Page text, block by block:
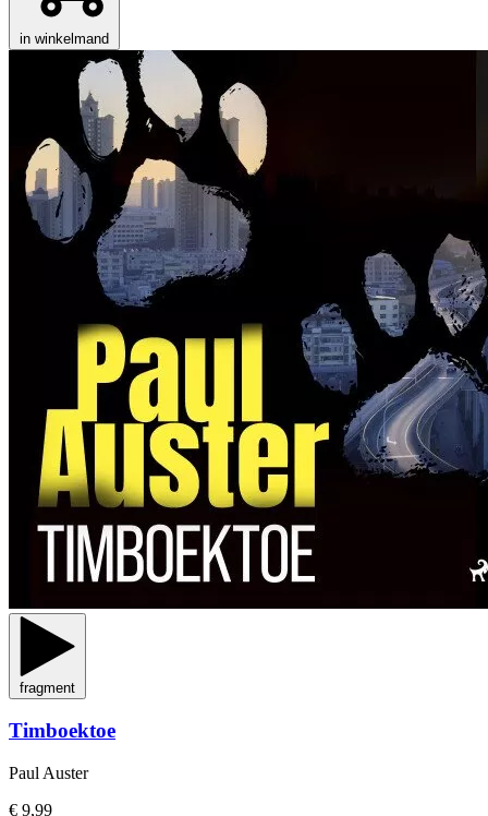
in winkelmand
fragment
Timboektoe
Paul Auster
€ 9,99